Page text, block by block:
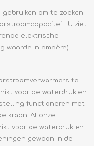
om te zoeken
U ziet
elektrische
waarde in ampère).
te
voor de waterdruk en
functioneren met
kraan. Al onze
voor de waterdruk en
gewoon in de